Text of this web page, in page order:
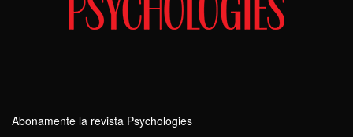
Abonamente la revista Psychologies